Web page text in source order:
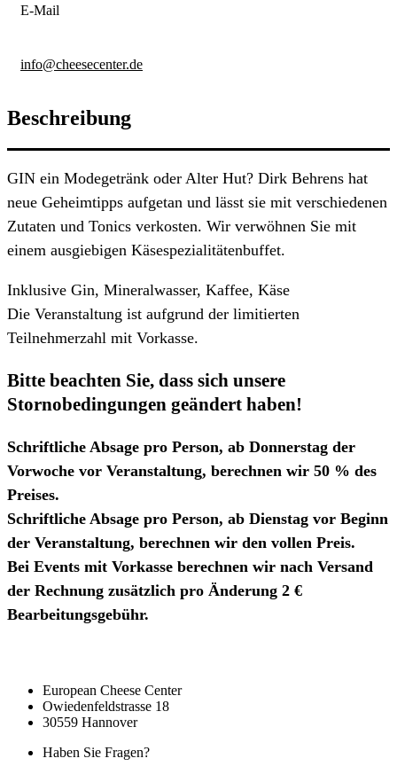
E-Mail
info@cheesecenter.de
Beschreibung
GIN ein Modegetränk oder Alter Hut? Dirk Behrens hat
neue Geheimtipps aufgetan und lässt sie mit verschiedenen
Zutaten und Tonics verkosten. Wir verwöhnen Sie mit
einem ausgiebigen Käsespezialitätenbuffet.
Inklusive Gin, Mineralwasser, Kaffee, Käse
Die Veranstaltung ist aufgrund der limitierten
Teilnehmerzahl mit Vorkasse.
Bitte beachten Sie, dass sich unsere
Stornobedingungen geändert haben!
Schriftliche Absage pro Person, ab Donnerstag der
Vorwoche vor Veranstaltung, berechnen wir 50 % des
Preises.
Schriftliche Absage pro Person, ab Dienstag vor Beginn
der Veranstaltung, berechnen wir den vollen Preis.
Bei Events mit Vorkasse berechnen wir nach Versand
der Rechnung zusätzlich pro Änderung 2 €
Bearbeitungsgebühr.
European Cheese Center
Owiedenfeldstrasse 18
30559 Hannover
Haben Sie Fragen?